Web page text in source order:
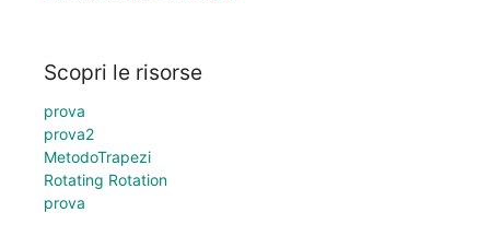
Scopri le risorse
prova
prova2
MetodoTrapezi
Rotating Rotation
prova